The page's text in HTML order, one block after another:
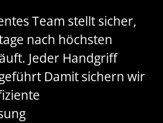
Team stellt sicher,
nach höchsten
Jeder Handgriff
Damit sichern wir